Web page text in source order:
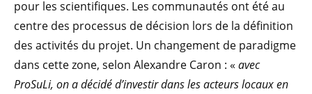
pour les scientifiques. Les communautés ont été au
centre des processus de décision lors de la définition
des activités du projet. Un changement de paradigme
dans cette zone, selon Alexandre Caron : « avec
ProSuLi, on a décidé d’investir dans les acteurs locaux en